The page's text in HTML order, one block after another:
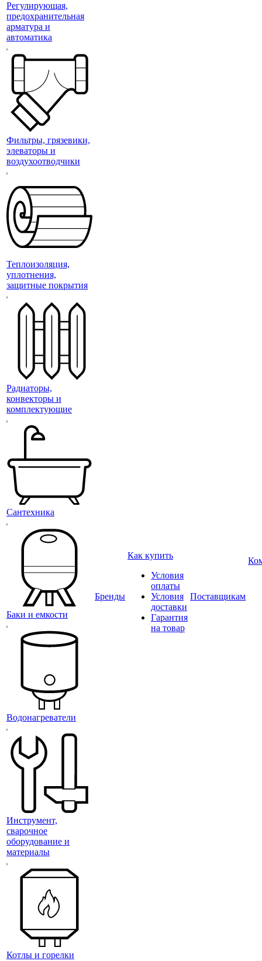
Регулирующая,
предохранительная
арматура и
автоматика
Фильтры, грязевики,
элеваторы и
воздухоотводчики
Теплоизоляция,
уплотнения,
защитные покрытия
Радиаторы,
конвекторы и
комплектующие
Сантехника
Баки и емкости
Водонагреватели
Инструмент,
сварочное
оборудование и
материалы
Котлы и горелки
Бренды
Как купить
Условия
оплаты
Условия
доставки
Гарантия
на товар
Поставщикам